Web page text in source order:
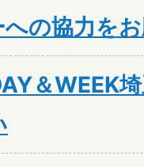
の協力を
＆WEEK